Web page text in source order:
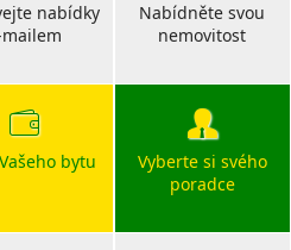
nabídky
Nabídněte svou
nemovitost
bytu
Vyberte si svého
poradce